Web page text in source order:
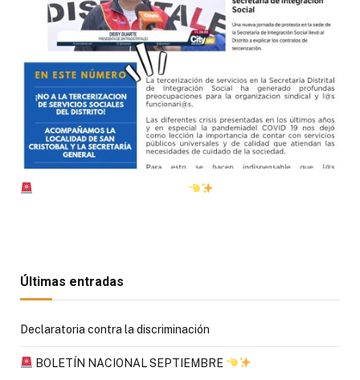
Últimas entradas
Declaratoria contra la discriminación
BOLETÍN NACIONAL SEPTIEMBRE